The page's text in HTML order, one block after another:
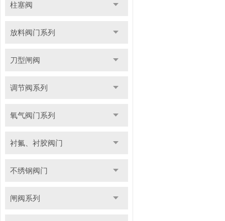
柱塞阀
放料阀门系列
刀型闸阀
调节阀系列
氧气阀门系列
衬氟、衬胶阀门
不绣钢阀门
闸阀系列